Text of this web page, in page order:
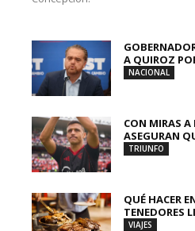
A QUIROZ
NACIONAL
CON MIRAS A
ASEGURAN
TRIUNFO
QUÉ HACER
TENEDORES
VIAJES